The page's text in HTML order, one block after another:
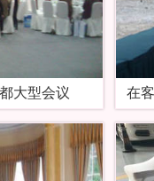
大型会议 在